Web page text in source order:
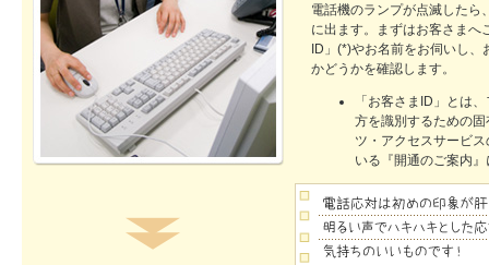
電話機のランプが点滅したら
に出ます。まずはお客さまへ
ID」(*)やお名前をお伺いし
かどうかを確認します。
「お客さまID」とは
方を識別するための
ツ・アクセスサービ
いる『開通のご案内